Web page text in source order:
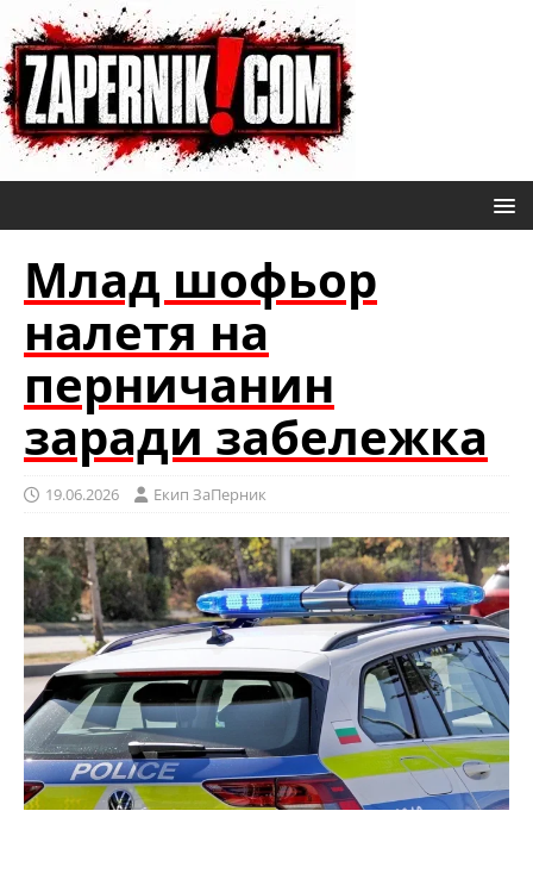
Млад шофьор
налетя на
перничанин
заради забележка
19.06.2026 Eкип ЗаПерник